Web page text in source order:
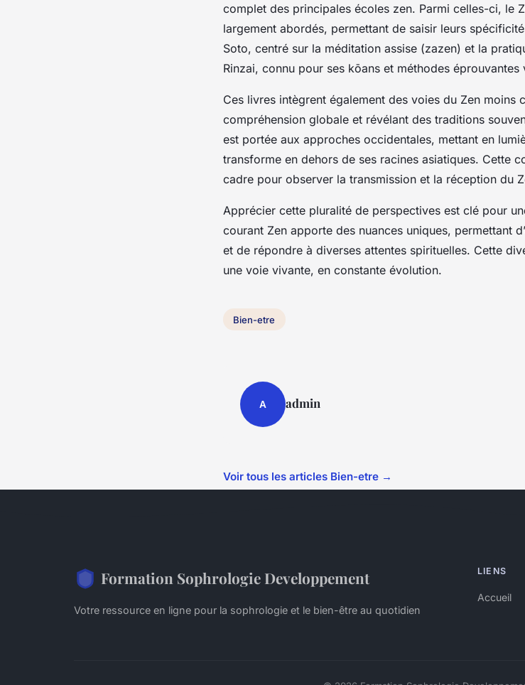
complet des principales écoles zen. Parmi celles-ci, le
largement abordés, permettant de saisir leurs
Soto, centré sur la méditation assise (zazen) et la
Rinzai, connu pour ses kōans et méthodes
Ces livres intègrent également des voies du Zen moins
compréhension globale et révélant des traditions
est portée aux approches occidentales, mettant en
transforme en dehors de ses racines asiatiques. Cette
cadre pour observer la transmission et la réception du
Apprécier cette pluralité de perspectives est clé pour
courant Zen apporte des nuances uniques, permettant
et de répondre à diverses attentes spirituelles. Cette
une voie vivante, en constante évolution.
Bien-etre
A admin
Voir tous les articles Bien-etre →
Formation Sophrologie Developpement
Votre ressource en ligne pour la sophrologie et le bien-être au quotidien
LIENS
Accueil